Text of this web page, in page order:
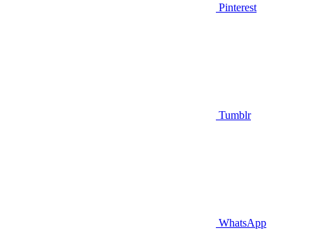
Pinterest
Tumblr
WhatsApp